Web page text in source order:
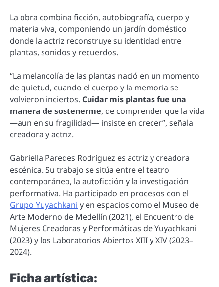
La obra combina ficción, autobiografía, cuerpo y
materia viva, componiendo un jardín doméstico
donde la actriz reconstruye su identidad entre
plantas, sonidos y recuerdos.
“La melancolía de las plantas nació en un momento
de quietud, cuando el cuerpo y la memoria se
volvieron inciertos. Cuidar mis plantas fue una
manera de sostenerme, de comprender que la vida
—aun en su fragilidad— insiste en crecer”, señala
creadora y actriz.
Gabriella Paredes Rodríguez es actriz y creadora
escénica. Su trabajo se sitúa entre el teatro
contemporáneo, la autoficción y la investigación
performativa. Ha participado en procesos con el
Grupo Yuyachkani y en espacios como el Museo de
Arte Moderno de Medellín (2021), el Encuentro de
Mujeres Creadoras y Performáticas de Yuyachkani
(2023) y los Laboratorios Abiertos XIII y XIV (2023–
2024).
Ficha artística: